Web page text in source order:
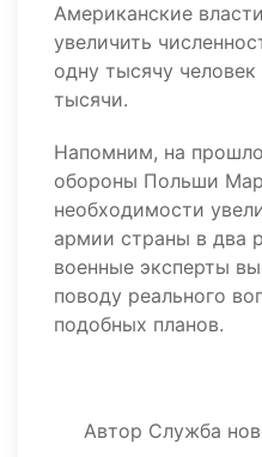
Американские
увеличить
одну тысячу
тысячи.
Напомним, на
обороны Польши
необходимости
армии страны в два
военные эксперты
поводу реального
подобных планов.
Автор Служба